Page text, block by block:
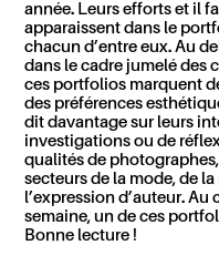
année. Leurs efforts et il
apparaissent dans le
chacun d’entre eux. Au
dans le cadre jumelé des
ces portfolios marquent
des préférences
dit davantage sur leurs
investigations ou de
qualités de
secteurs de la mode, de
l’expression d’auteur.
semaine, un de ces
Bonne lecture !